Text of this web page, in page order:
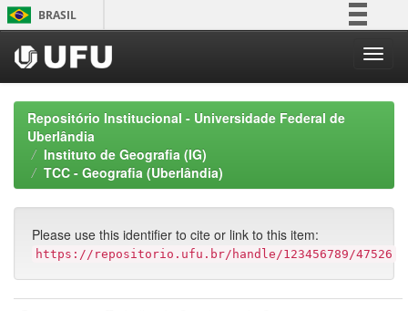
Skip
navigation
BRASIL
Participe
Acesso à informação
Repositório Institucional - Universidade Federal de
Uberlândia
Instituto de Geografia (IG)
TCC - Geografia (Uberlândia)
Please use this identifier to cite or link to this item:
https://repositorio.ufu.br/handle/123456789/47526